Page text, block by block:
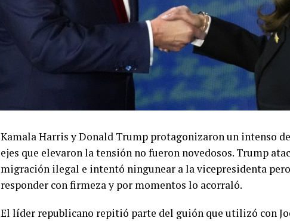
Kamala Harris y Donald Trump protagonizaron un intenso
ejes que elevaron la tensión no fueron novedosos. Trump
migración ilegal e intentó ningunear a la vicepresidenta
responder con firmeza y por momentos lo acorraló.
El líder republicano repitió parte del guión que utilizó con